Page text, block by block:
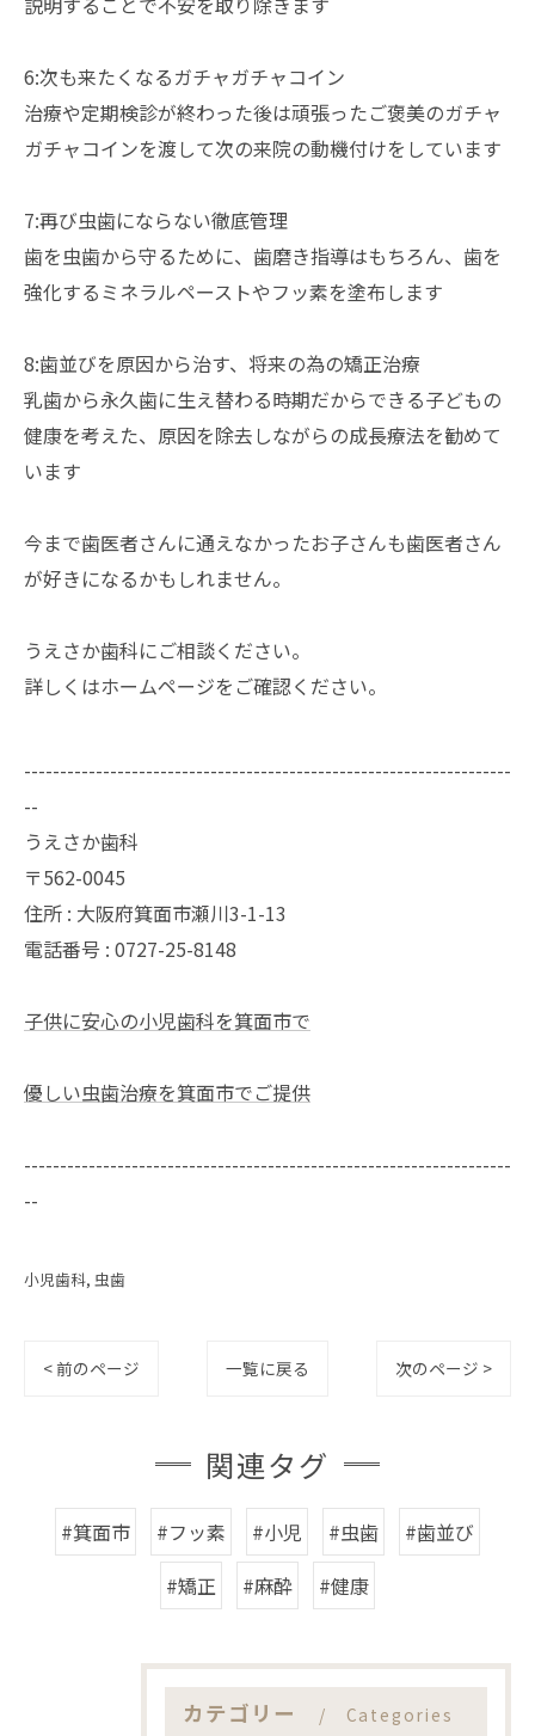
6:次も来たくなるガチャガチャコイン
治療や定期検診が終わった後は頑張ったご褒美のガチャ
ガチャコインを渡して次の来院の動機付けをしています
7:再び虫歯にならない徹底管理
歯を虫歯から守るために、歯磨き指導はもちろん、歯を
強化するミネラルペーストやフッ素を塗布します
8:歯並びを原因から治す、将来の為の矯正治療
乳歯から永久歯に生え替わる時期だからできる子どもの
健康を考えた、原因を除去しながらの成長療法を勧めて
います
今まで歯医者さんに通えなかったお子さんも歯医者さん
が好きになるかもしれません。
うえさか歯科にご相談ください。
詳しくはホームページをご確認ください。
--------------------------------------------------------------------
--
うえさか歯科
〒562-0045
住所 : 大阪府箕面市瀬川3-1-13
電話番号 : 0727-25-8148
子供に安心の小児歯科を箕面市で
優しい虫歯治療を箕面市でご提供
--------------------------------------------------------------------
--
小児歯科 虫歯
< 前のページ 一覧に戻る 次のページ >
関連タグ
#箕面市 #フッ素 #小児 #虫歯
#歯並び
#矯正
#麻酔 #健康
カテゴリー Categories